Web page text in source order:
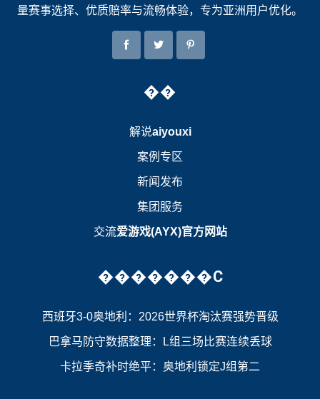
量赛事选择、优质赔率与流畅体验，专为亚洲用户优化。
��
解说aiyouxi
案例专区
新闻发布
集团服务
交流爱游戏(AYX)官方网站
�������C
西班牙3-0奥地利：2026世界杯淘汰赛强势晋级
巴拿马防守数据整理：L组三场比赛连续丢球
卡拉季奇补时绝平：奥地利锁定J组第二